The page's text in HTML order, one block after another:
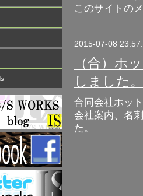
このサイトの
2015-07-08
（合）ホ
しました。
合同会社ホッ
会社案内、名
た。